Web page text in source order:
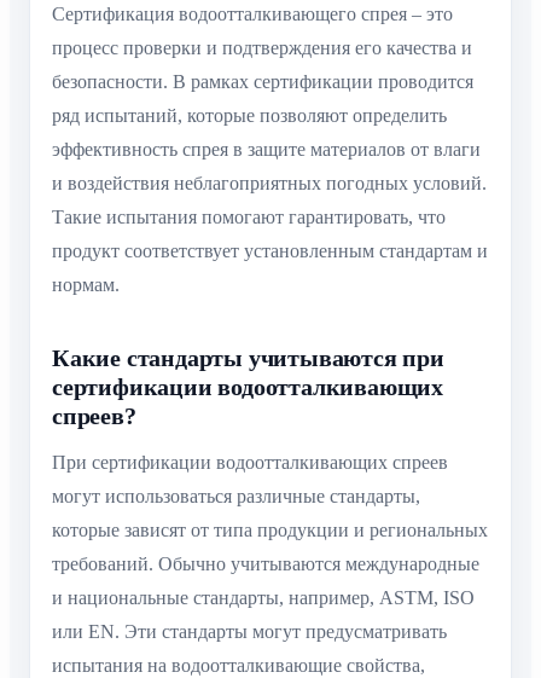
Сертификация водоотталкивающего спрея – это
процесс проверки и подтверждения его качества и
безопасности. В рамках сертификации проводится
ряд испытаний, которые позволяют определить
эффективность спрея в защите материалов от влаги
и воздействия неблагоприятных погодных условий.
Такие испытания помогают гарантировать, что
продукт соответствует установленным стандартам и
нормам.
Какие стандарты учитываются при
сертификации водоотталкивающих
спреев?
При сертификации водоотталкивающих спреев
могут использоваться различные стандарты,
которые зависят от типа продукции и региональных
требований. Обычно учитываются международные
и национальные стандарты, например, ASTM, ISO
или EN. Эти стандарты могут предусматривать
испытания на водоотталкивающие свойства,